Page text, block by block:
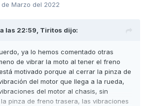
de Marzo del 2022
las 22:59, Tiritos dijo:
ya lo hemos comentado otras
de vibrar la moto al tener el freno
motivado porque al cerrar la pinza de
del motor que llega a la rueda,
del motor al chasis, sin
pinza de freno trasera, las vibraciones